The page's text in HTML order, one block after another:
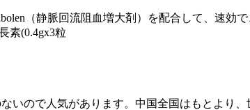
（静脈回流阻血増大剤）を配合して、速効
素(0.4gx3粒
いので人気があります。中国全国はもとより